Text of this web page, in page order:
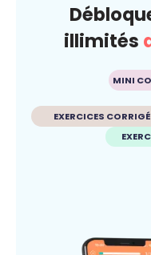
illimités
MINI
EXERCICES